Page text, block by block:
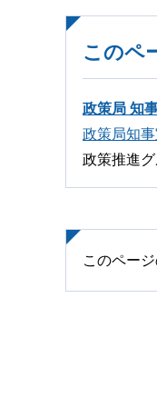
このペ
政策局 知
政策局知
政策推進
このペー